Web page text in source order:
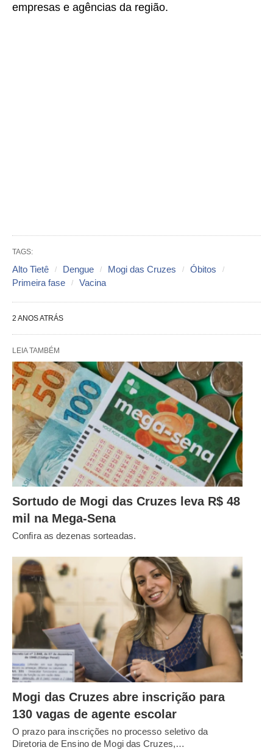
empresas e agências da região.
TAGS:
Alto Tietê Dengue Mogi das Cruzes
Óbitos
Primeira fase
Vacina
2 ANOS ATRÁS
LEIA TAMBÉM
Sortudo de Mogi das Cruzes leva R$ 48
mil na Mega-Sena
Confira as dezenas sorteadas.
Mogi das Cruzes abre inscrição para
130 vagas de agente escolar
O prazo para inscrições no processo seletivo da
Diretoria de Ensino de Mogi das Cruzes,…